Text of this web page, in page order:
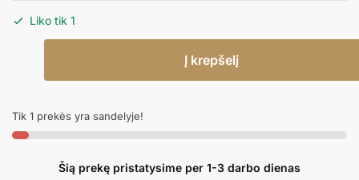
Liko tik 1
Konfeti
LEAFS
GOLD
Į krepšelį
Tik 1 prekės yra sandelyje!
Šią prekę pristatysime per 1-3 darbo dienas